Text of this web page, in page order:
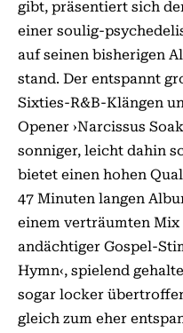
gibt, präsentiert sich
einer soulig-
auf seinen bisherigen
stand. Der entspannt
Sixties-R&B-Klängen
Opener ›Narcissus
sonniger, leicht dahin
bietet einen hohen
47 Minuten langen
einem verträumten
andächtiger Gospel-
Hymn‹, spielend
sogar locker
gleich zum eher